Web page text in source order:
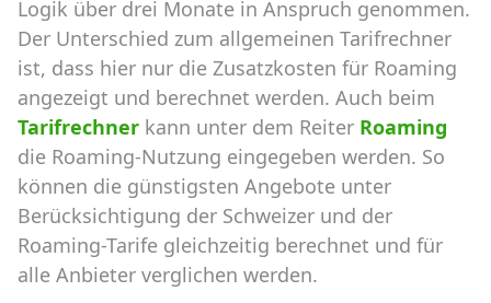
Logik über drei Monate in Anspruch genommen.
Der Unterschied zum allgemeinen Tarifrechner
ist, dass hier nur die Zusatzkosten für Roaming
angezeigt und berechnet werden. Auch beim
Tarifrechner kann unter dem Reiter Roaming
die Roaming-Nutzung eingegeben werden. So
können die günstigsten Angebote unter
Berücksichtigung der Schweizer und der
Roaming-Tarife gleichzeitig berechnet und für
alle Anbieter verglichen werden.